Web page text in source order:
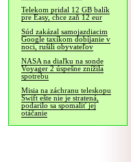
Telekom pridal 12 GB balík
pre Easy, chce zaň 12 eur
Súd zakázal samojazdiacim
Google taxíkom dobíjanie v
noci, rušili obyvateľov
NASA na diaľku na sonde
Voyager 2 úspešne znížila
spotrebu
Misia na záchranu teleskopu
Swift ešte nie je stratená,
podarilo sa spomaliť jej
otáčanie